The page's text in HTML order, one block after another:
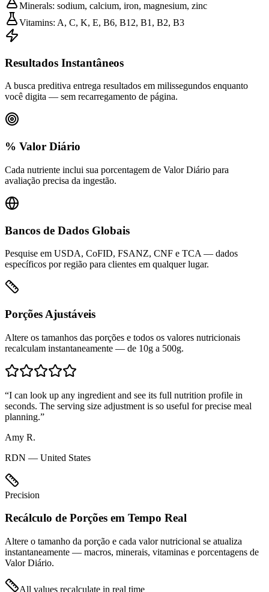
Minerals: sodium, calcium, iron, magnesium, zinc
Vitamins: A, C, K, E, B6, B12, B1, B2, B3
Resultados Instantâneos
A busca preditiva entrega resultados em milissegundos enquanto
você digita — sem recarregamento de página.
% Valor Diário
Cada nutriente inclui sua porcentagem de Valor Diário para
avaliação precisa da ingestão.
Bancos de Dados Globais
Pesquise em USDA, CoFID, FSANZ, CNF e TCA — dados
específicos por região para clientes em qualquer lugar.
Porções Ajustáveis
Altere os tamanhos das porções e todos os valores nutricionais
recalculam instantaneamente — de 10g a 500g.
“I can look up any ingredient and see its full nutrition profile in
seconds. The serving size adjustment is so useful for precise meal
planning.”
Amy R.
RDN — United States
Precision
Recálculo de Porções em Tempo Real
Altere o tamanho da porção e cada valor nutricional se atualiza
instantaneamente — macros, minerais, vitaminas e porcentagens de
Valor Diário.
All values recalculate in real time